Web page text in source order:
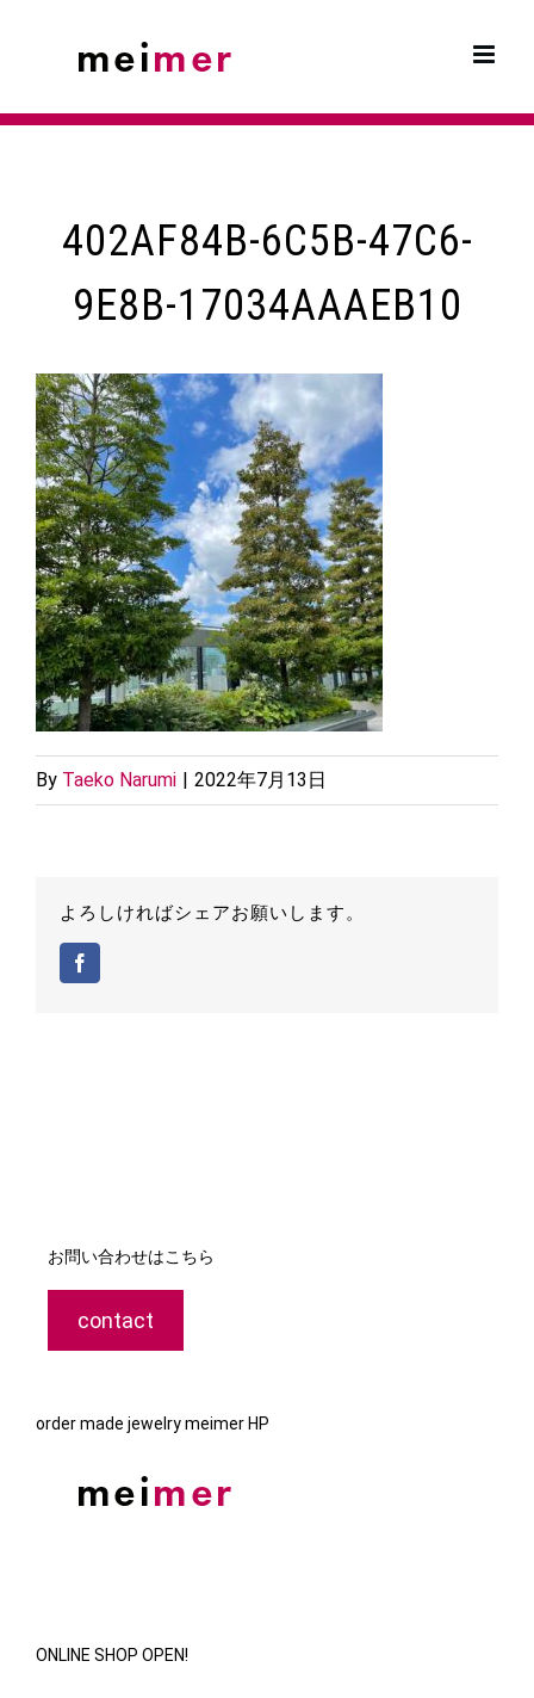
402AF84B-6C5B-47C6-
9E8B-17034AAAEB10
By Taeko Narumi | 2022年7月13日
よろしければシェアお願いします。
お問い合わせはこちら
contact
order made jewelry meimer HP
ONLINE SHOP OPEN!